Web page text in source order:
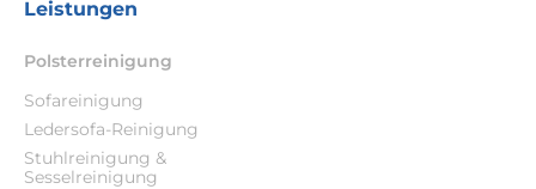
Leistungen
Polsterreinigung
Sofareinigung
Ledersofa-Reinigung
Stuhlreinigung &
Sesselreinigung